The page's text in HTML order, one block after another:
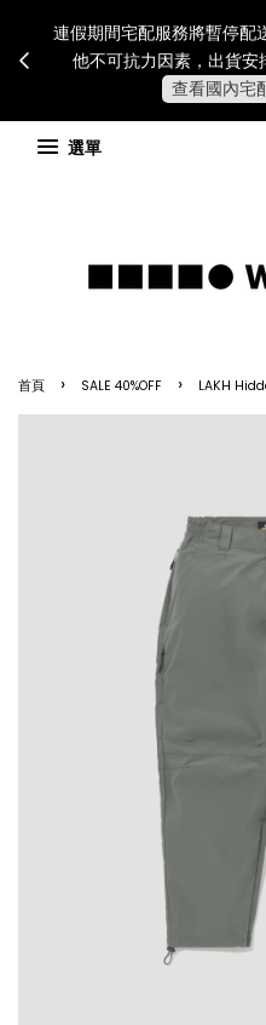
連假期間宅配服務將暫停配
他不可抗力因素，出貨
查看國內宅
選單
首頁 › SALE 40%OFF › LAKH